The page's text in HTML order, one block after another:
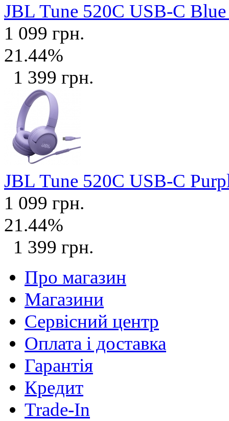
JBL Tune 520C USB-C
1 099 грн.
21.44%
1 399 грн.
JBL Tune 520C USB-C
1 099 грн.
21.44%
1 399 грн.
Про магазин
Магазини
Сервісний центр
Оплата і доставка
Гарантія
Кредит
Trade-In